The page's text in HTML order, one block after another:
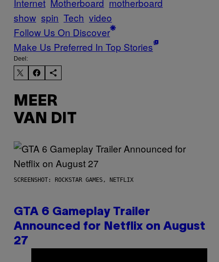
show spin Tech video
Follow Us On Discover
Make Us Preferred In Top Stories
Deel:
MEER
VAN DIT
SCREENSHOT: ROCKSTAR GAMES, NETFLIX
GTA 6 Gameplay Trailer
Announced for Netflix on August
27